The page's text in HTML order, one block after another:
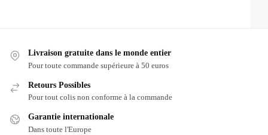
Livraison gratuite dans le monde entier
Pour toute commande supérieure à 50 euros
Retours Possibles
Pour tout colis non conforme à la commande
Garantie internationale
Dans toute l'Europe